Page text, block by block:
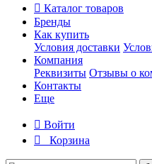
Каталог товаров
Бренды
Как купить
Условия доставки
Компания
Реквизиты Отзывы о
Контакты
Еще
Войти
Корзина